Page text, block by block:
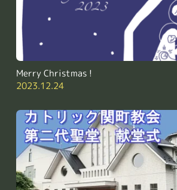
Merry Christmas !
2023.12.24